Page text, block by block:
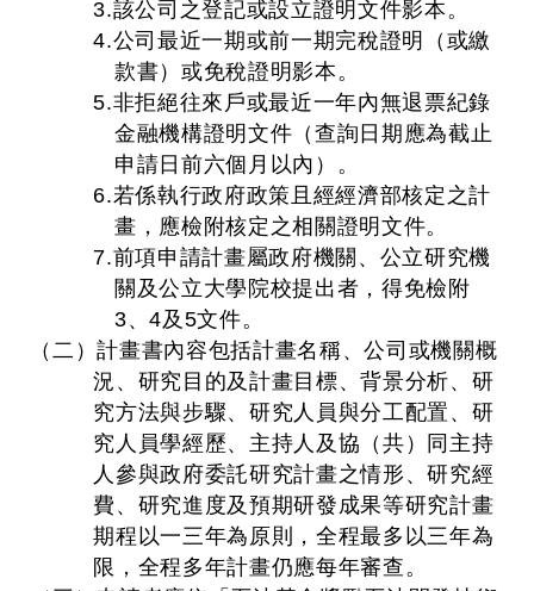
3.該公司之登記或設立證明文件影本。
4.公司最近一期或前一期完稅證明（或繳
款書）或免稅證明影本。
5.非拒絕往來戶或最近一年內無退票紀錄
金融機構證明文件（查詢日期應為截止
申請日前六個月以內）。
6.若係執行政府政策且經經濟部核定之計
畫，應檢附核定之相關證明文件。
7.前項申請計畫屬政府機關、公立研究機
關及公立大學院校提出者，得免檢附
3、4及5文件。
（二）計畫書內容包括計畫名稱、公司或機關概
況、研究目的及計畫目標、背景分析、研
究方法與步驟、研究人員與分工配置、研
究人員學經歷、主持人及協（共）同主持
人參與政府委託研究計畫之情形、研究經
費、研究進度及預期研發成果等研究計畫
期程以一三年為原則，全程最多以三年為
限，全程多年計畫仍應每年審查。